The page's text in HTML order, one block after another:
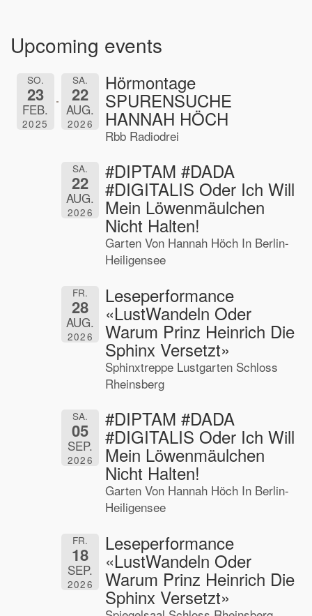
Upcoming events
SO.
23
FEB.
2025
SA.
22
AUG.
2026
Hörmontage
SPURENSUCHE
HANNAH HÖCH
Rbb Radiodrei
SA.
22
AUG.
2026
#DIPTAM #DADA
#DIGITALIS Oder Ich Will
Mein Löwenmäulchen
Nicht Halten!
Garten Von Hannah Höch In Berlin-
Heiligensee
FR.
28
AUG.
2026
Leseperformance
«LustWandeln Oder
Warum Prinz Heinrich Die
Sphinx Versetzt»
Sphinxtreppe Lustgarten Schloss
Rheinsberg
SA.
05
SEP.
2026
#DIPTAM #DADA
#DIGITALIS Oder Ich Will
Mein Löwenmäulchen
Nicht Halten!
Garten Von Hannah Höch In Berlin-
Heiligensee
FR.
18
SEP.
2026
Leseperformance
«LustWandeln Oder
Warum Prinz Heinrich Die
Sphinx Versetzt»